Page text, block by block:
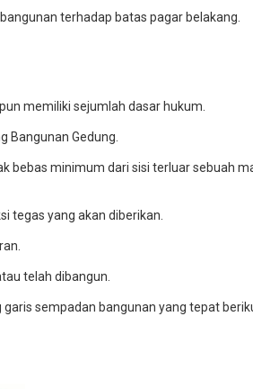
terhadap batas pagar belakang.
memiliki sejumlah dasar hukum.
Bangunan Gedung.
bebas minimum dari sisi terluar sebuah
tegas yang akan diberikan.
telah dibangun.
sempadan bangunan yang tepat